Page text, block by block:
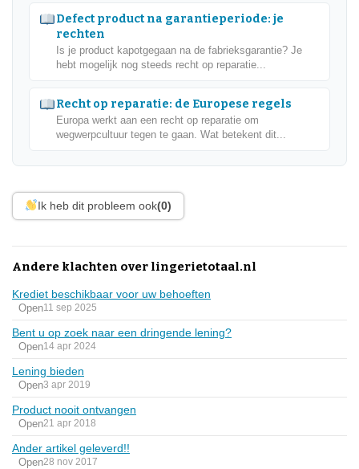
Defect product na garantieperiode: je
rechten
Is je product kapotgegaan na de fabrieksgarantie? Je
hebt mogelijk nog steeds recht op reparatie...
Recht op reparatie: de Europese regels
Europa werkt aan een recht op reparatie om
wegwerpcultuur tegen te gaan. Wat betekent dit...
Ik heb dit probleem ook(0)
Andere klachten over lingerietotaal.nl
Krediet beschikbaar voor uw behoeften
Open11 sep 2025
Bent u op zoek naar een dringende lening?
Open14 apr 2024
Lening bieden
Open3 apr 2019
Product nooit ontvangen
Open21 apr 2018
Ander artikel geleverd!!
Open28 nov 2017